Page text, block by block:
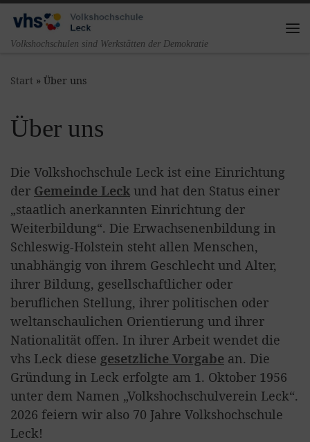
Zum Inhalt springen
Volkshochschulen sind Werkstätten der Demokratie
Start » Über uns
Über uns
Die Volkshochschule Leck ist eine Einrichtung
der Gemeinde Leck und hat den Status einer
„staatlich anerkannten Einrichtung der
Weiterbildung“. Die Erwachsenenbildung in
Schleswig-Holstein steht allen Menschen,
unabhängig von ihrem Geschlecht und Alter,
ihrer Bildung, gesellschaftlicher oder
beruflichen Stellung, ihrer politischen oder
weltanschaulichen Orientierung und ihrer
Nationalität offen. In ihrer Arbeit wendet die
vhs Leck diese gesetzliche Vorgabe an. Die
Gründung in Leck erfolgte am 1. Oktober 1956
unter dem Namen „Volkshochschulverein Leck“.
2026 feiern wir also 70 Jahre Volkshochschule
Leck!